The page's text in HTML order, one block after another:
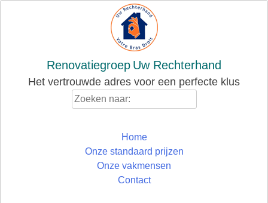
Renovatiegroep Uw Rechterhand
Het vertrouwde adres voor een perfecte klus
Home
Onze standaard prijzen
Onze vakmensen
Contact